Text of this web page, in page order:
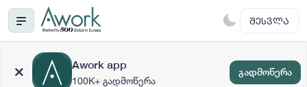
ᲨᲔᲡᲕᲚᲐ
Awork app
100K+ გადმოწერა
გადმოწერა